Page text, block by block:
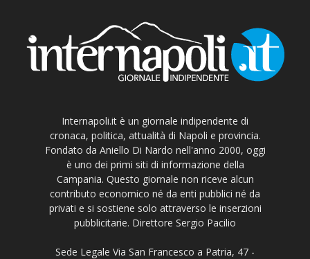
Internapoli.it è un giornale indipendente di
cronaca, politica, attualità di Napoli e provincia.
Fondato da Aniello Di Nardo nell'anno 2000, oggi
è uno dei primi siti di informazione della
Campania. Questo giornale non riceve alcun
contributo economico né da enti pubblici né da
privati e si sostiene solo attraverso le inserzioni
pubblicitarie. Direttore Sergio Pacilio
Sede Legale Via San Francesco a Patria, 47 -